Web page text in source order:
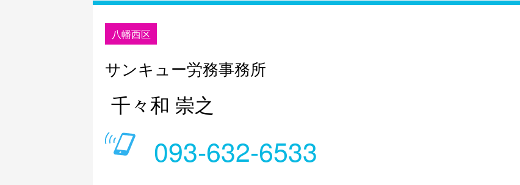
八幡西区
サンキュー労務事務所
千々和 崇之
093-632-6533